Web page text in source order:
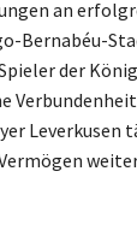
an
Bernabéu-
der
Leverkusen